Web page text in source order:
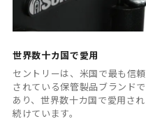
世界数十カ国で愛用
セントリーは、米国で最も信頼
されている保管製品ブランドで
あり、世界数十カ国で愛用され
続けています。